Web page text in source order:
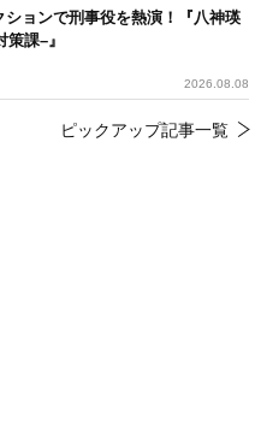
ョンで刑事役を熱演！『八神瑛
課–』
2026.08.08
ピックアップ記事一覧